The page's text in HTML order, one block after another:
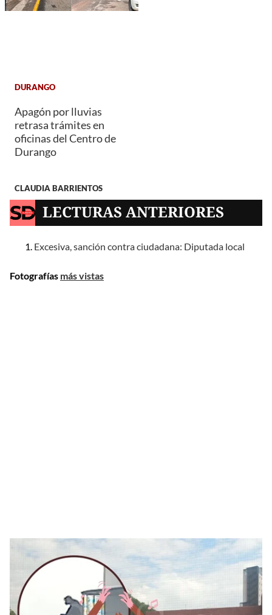
DURANGO
Apagón por lluvias
retrasa trámites en
oficinas del Centro de
Durango
CLAUDIA BARRIENTOS
LECTURAS ANTERIORES
Excesiva, sanción contra ciudadana: Diputada local
Fotografías más vistas